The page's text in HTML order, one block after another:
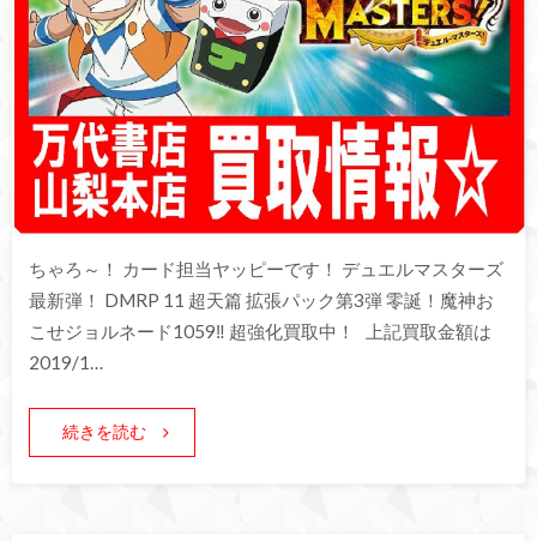
ちゃろ～！ カード担当ヤッピーです！ デュエルマスターズ
最新弾！ DMRP 11 超天篇 拡張パック第3弾 零誕！魔神お
こせジョルネード1059‼︎ 超強化買取中！ 上記買取金額は
2019/1…
続きを読む